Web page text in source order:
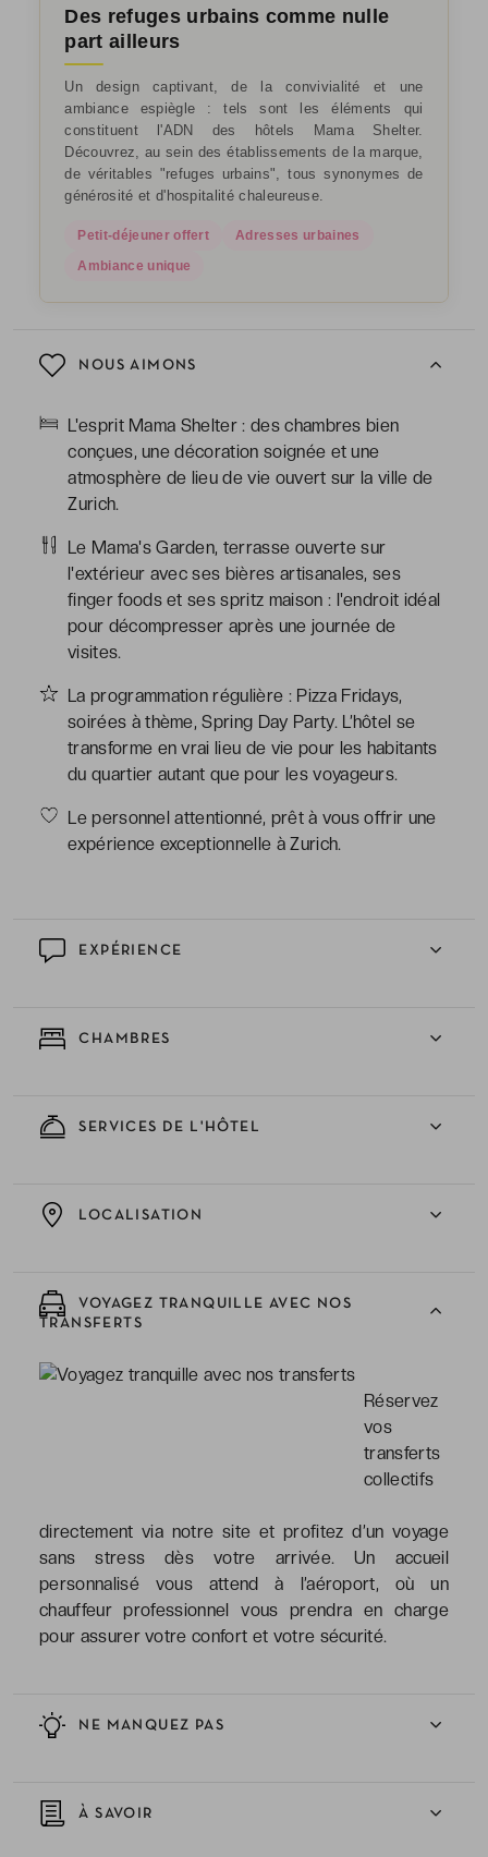
NOUS AIMONS
L'esprit Mama Shelter : des chambres bien
conçues, une décoration soignée et une
atmosphère de lieu de vie ouvert sur la ville de
Zurich.
Le Mama's Garden, terrasse ouverte sur
l'extérieur avec ses bières artisanales, ses
finger foods et ses spritz maison : l'endroit idéal
pour décompresser après une journée de
visites.
La programmation régulière : Pizza Fridays,
soirées à thème, Spring Day Party. L’hôtel se
transforme en vrai lieu de vie pour les habitants
du quartier autant que pour les voyageurs.
Le personnel attentionné, prêt à vous offrir une
expérience exceptionnelle à Zurich.
EXPÉRIENCE
CHAMBRES
SERVICES DE L'HÔTEL
NE MANQUEZ PAS
LOCALISATION
À SAVOIR
Des refuges urbains comme nulle
part ailleurs
Un design captivant, de la convivialité et une
ambiance espiègle : tels sont les éléments qui
constituent l'ADN des hôtels Mama Shelter.
Découvrez, au sein des établissements de la marque,
de véritables "refuges urbains", tous synonymes de
générosité et d'hospitalité chaleureuse.
Petit-déjeuner offert
Adresses urbaines
Ambiance unique
VOYAGEZ TRANQUILLE AVEC NOS
TRANSFERTS
Réservez
vos
transferts
collectifs
directement via notre site et profitez d’un voyage
sans stress dès votre arrivée. Un accueil
personnalisé vous attend à l’aéroport, où un
chauffeur professionnel vous prendra en charge
pour assurer votre confort et votre sécurité.